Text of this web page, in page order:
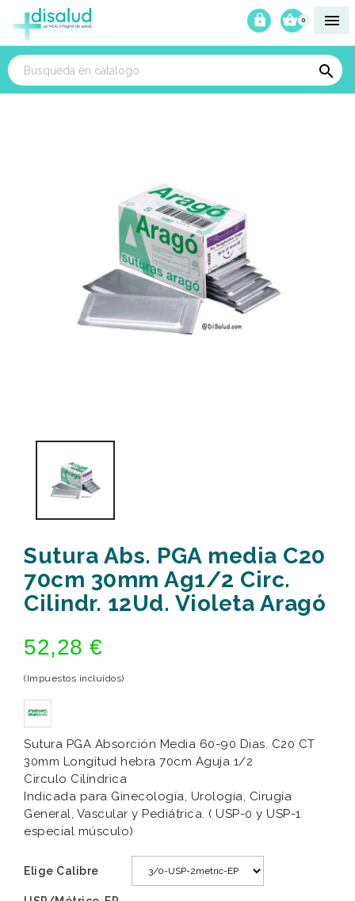

0



Sutura Abs. PGA media C20
70cm 30mm Ag1/2 Circ.
Cilindr. 12Ud. Violeta Aragó
52,28 €
(Impuestos incluidos)
Sutura PGA Absorción Media 60-90 Dias. C20 CT
30mm Longitud hebra 70cm Aguja 1/2
Circulo Cilíndrica
Indicada para Ginecología, Urología, Cirugía
General, Vascular y Pediátrica. ( USP-0 y USP-1
especial músculo)
Elige Calibre